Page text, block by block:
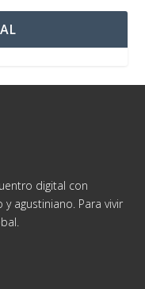
digital con
agustiniano. Para vivir